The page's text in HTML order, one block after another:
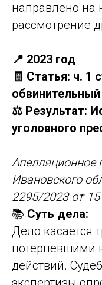
направлено на
рассмотрение
📍 2023 год
🧾 Статья: ч. 1
обвинительный
⚖️ Результат:
уголовного
Апелляционное
Ивановского
2295/2023 от 15
📚 Суть дела:
Дело касается
потерпевшими
действий.